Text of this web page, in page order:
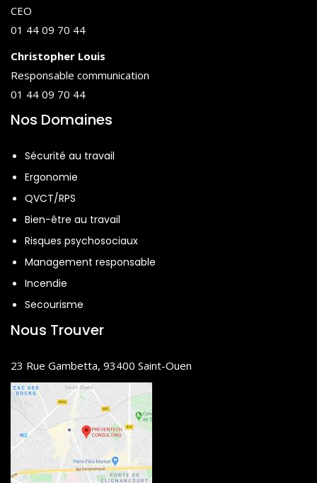
CEO
01 44 09 70 44
Christopher Louis
Responsable communication
01 44 09 70 44
Nos Domaines
Sécurité au travail
Ergonomie
QVCT/RPS
Bien-être au travail
Risques psychosociaux
Management responsable
Incendie
Secourisme
Nous Trouver
23 Rue Gambetta, 93400 Saint-Ouen